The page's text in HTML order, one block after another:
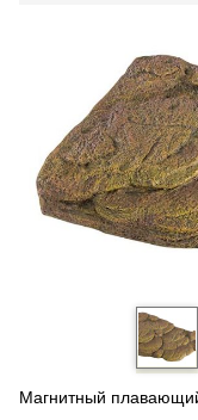
Магнитный